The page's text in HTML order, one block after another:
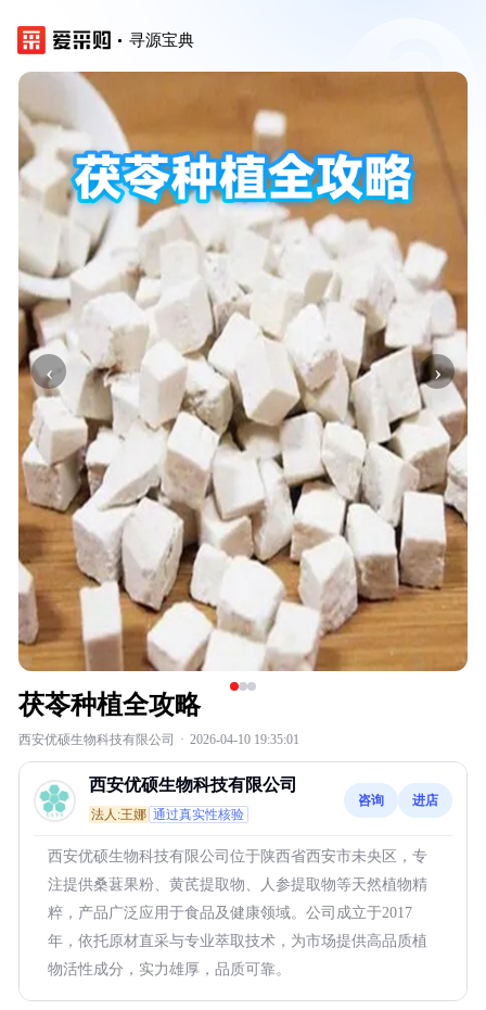
寻源宝典
‹ ›
茯苓种植全攻略
西安优硕生物科技有限公司 · 2026-04-10 19:35:01
西安优硕生物科技有限公司
法人:王娜 通过真实性核验
咨询 进店
西安优硕生物科技有限公司位于陕西省西安市未央区，专
注提供桑葚果粉、黄芪提取物、人参提取物等天然植物精
粹，产品广泛应用于食品及健康领域。公司成立于2017
年，依托原材直采与专业萃取技术，为市场提供高品质植
物活性成分，实力雄厚，品质可靠。